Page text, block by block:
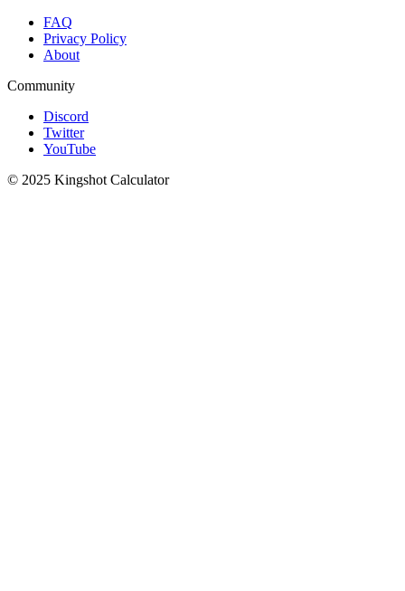
FAQ
Privacy Policy
About
Community
Discord
Twitter
YouTube
© 2025 Kingshot Calculator